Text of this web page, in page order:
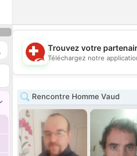
💖
Trouvez votre
Téléchargez notre
Rencontre Homme Vaud